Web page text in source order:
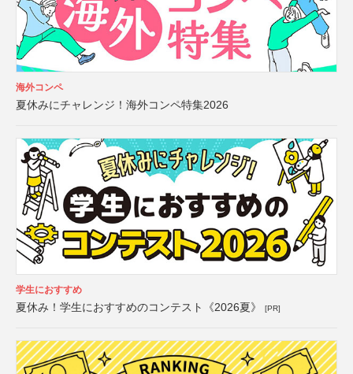
海外コンペ
夏休みにチャレンジ！海外コンペ特集2026
学生におすすめ
夏休み！学生におすすめのコンテスト《2026夏》 [PR]